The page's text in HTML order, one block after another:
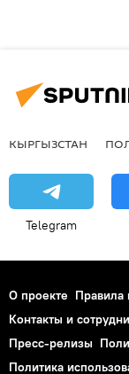
КЫРГЫЗСТАН
Telegram
О проекте Правила
Контакты и
Пресс-релизы
Политика